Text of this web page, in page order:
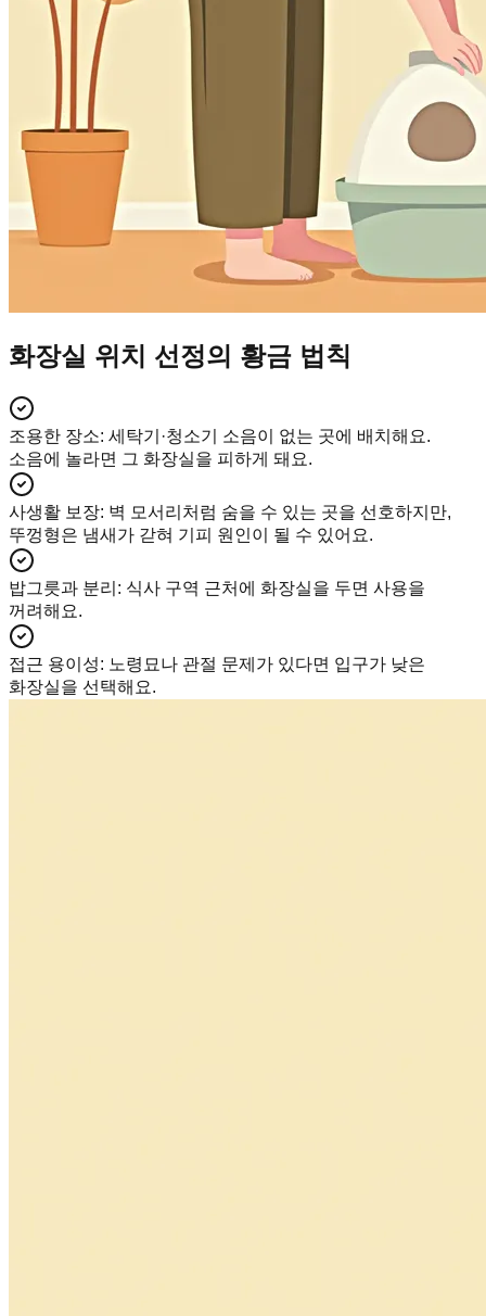
화장실 위치 선정의 황금 법칙
조용한 장소: 세탁기·청소기 소음이 없는 곳에 배치해요.
소음에 놀라면 그 화장실을 피하게 돼요.
사생활 보장: 벽 모서리처럼 숨을 수 있는 곳을 선호하지만,
뚜껑형은 냄새가 갇혀 기피 원인이 될 수 있어요.
밥그릇과 분리 : 식사 구역 근처에 화장실을 두면 사용을
꺼려해요.
접근 용이성: 노령묘나 관절 문제가 있다면 입구가 낮은
화장실을 선택해요.